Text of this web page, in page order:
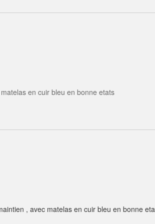
en cuir bleu en bonne etats
, avec matelas en cuir bleu en bonne